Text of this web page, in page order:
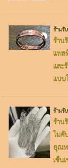
ร้านรั
ร้าน
แพล
และ
แบบ
ร้านรั
ร้าน
โมคั
อุณห
เซ็น